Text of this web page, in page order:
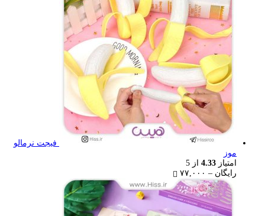
فیجت نرمالو
موز
امتیاز 4.33 از 5
رایگان – ۷۷,۰۰۰
range:
رایگان
through
۷۷,۰۰۰ تومان